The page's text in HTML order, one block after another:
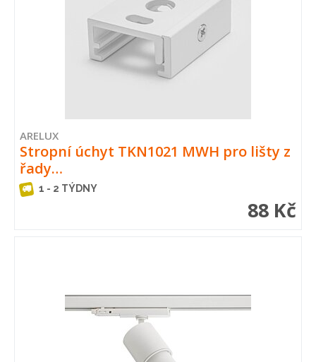
ARELUX
Stropní úchyt TKN1021 MWH pro lišty z
řady…
1 - 2 TÝDNY
88 Kč